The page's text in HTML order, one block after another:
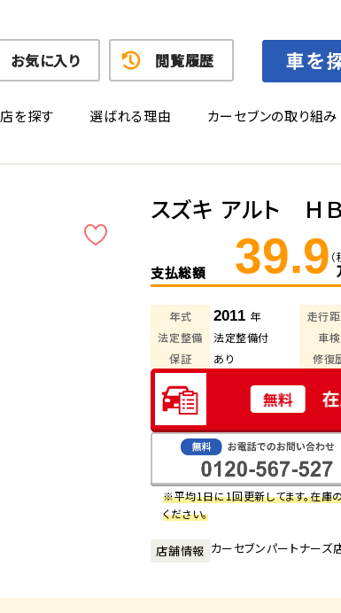
を探す 選ばれる理由 カーセブンの取り組み
お気に入り 閲覧履歴
スズキ アルト ＨＢ
支払総額 39.9
年式 2011 年 走行
法定整備
法定整備付 車検
保証
あり 修復
※平均1日に1回更新してます。在庫
ください。
店舗情報 カーセブンパートナーズ